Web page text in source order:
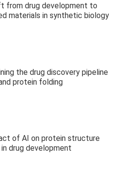
from drug development to
materials in synthetic biology
the drug discovery pipeline
protein folding
of AI on protein structure
in drug development